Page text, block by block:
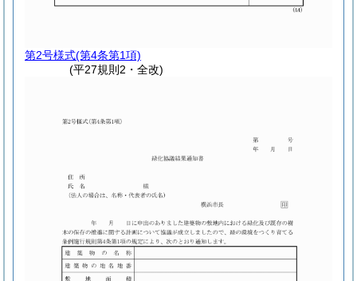
第2号様式(第4条第1項)
(平27規則2・全改)